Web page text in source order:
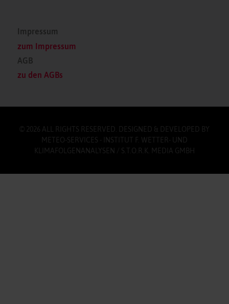
Impressum
zum Impressum
AGB
zu den AGBs
© 2026 ALL RIGHTS RESERVED. DESIGNED & DEVELOPED BY
METEO-SERVICES - INSTITUT F. WETTER- UND
KLIMAFOLGENANALYSEN / S.T.O.R.K. MEDIA GMBH